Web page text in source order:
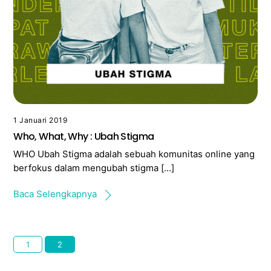
1 Januari 2019
Who, What, Why : Ubah Stigma
WHO Ubah Stigma adalah sebuah komunitas online yang
berfokus dalam mengubah stigma […]
Baca Selengkapnya
1 2